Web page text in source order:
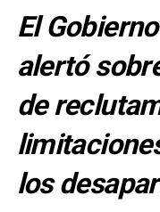
El
alertó
de
los